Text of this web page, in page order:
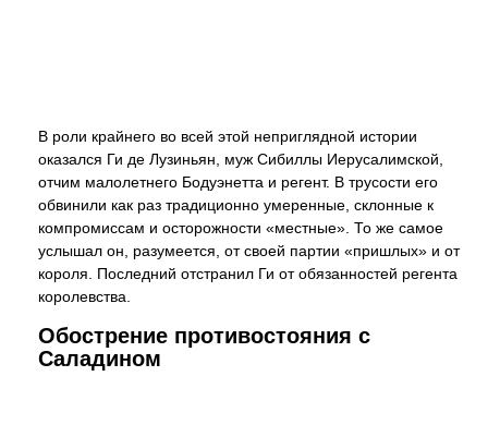
В роли крайнего во всей этой неприглядной истории
оказался Ги де Лузиньян, муж Сибиллы Иерусалимской,
отчим малолетнего Бодуэнетта и регент. В трусости его
обвинили как раз традиционно умеренные, склонные к
компромиссам и осторожности «местные». То же самое
услышал он, разумеется, от своей партии «пришлых» и от
короля. Последний отстранил Ги от обязанностей регента
королевства.
Обострение противостояния с
Саладином